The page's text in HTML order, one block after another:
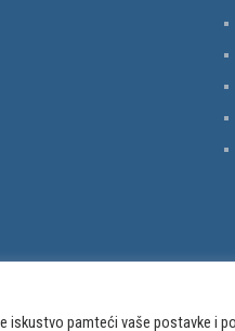
pamteći vaše postavke i